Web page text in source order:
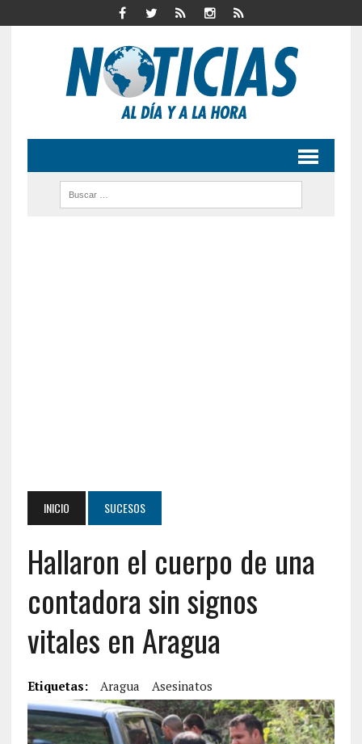
INICIO SUCESOS
Hallaron el cuerpo de una
contadora sin signos
vitales en Aragua
Etiquetas: Aragua Asesinatos